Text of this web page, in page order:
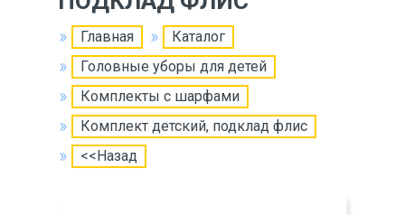
Главная
Каталог
Головные уборы для детей
Комплекты с шарфами
Комплект детский, подклад флис
<<Назад